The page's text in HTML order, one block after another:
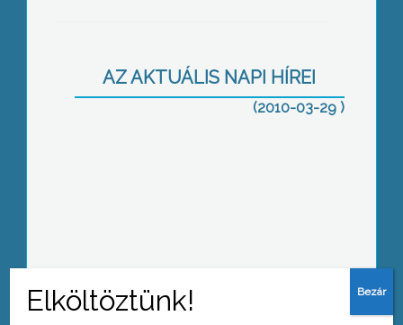
AZ AKTUÁLIS NAPI HÍREI
(2010-03-29 )